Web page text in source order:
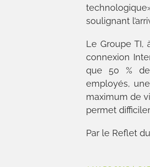
soulignant
Le Groupe TI,
connexion
que 50 %
employés,
maximum de
permet
Par le Reflet